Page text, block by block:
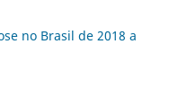
no Brasil de 2018 a